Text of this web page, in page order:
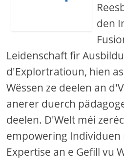
den
Leidenschaft fir
d'Explortratioun, hien
Wëssen ze deelen an
anerer duerch
deelen. D'Welt méi
empowering Individuen
Expertise an e Gefill vu